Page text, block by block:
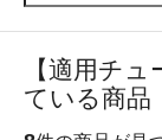
【適用チ
ている商品